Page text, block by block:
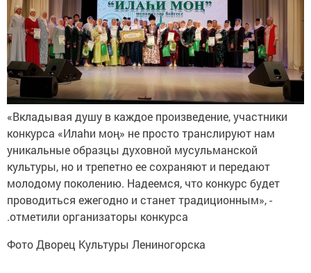
«Вкладывая душу в каждое произведение, участники
конкурса «Илаhи моң» не просто транслируют нам
уникальные образцы духовной мусульманской
культуры, но и трепетно ее сохраняют и передают
молодому поколению. Надеемся, что конкурс будет
проводиться ежегодно и станет традиционным», -
.отметили организаторы конкурса
Фото Дворец Культуры Лениногорска